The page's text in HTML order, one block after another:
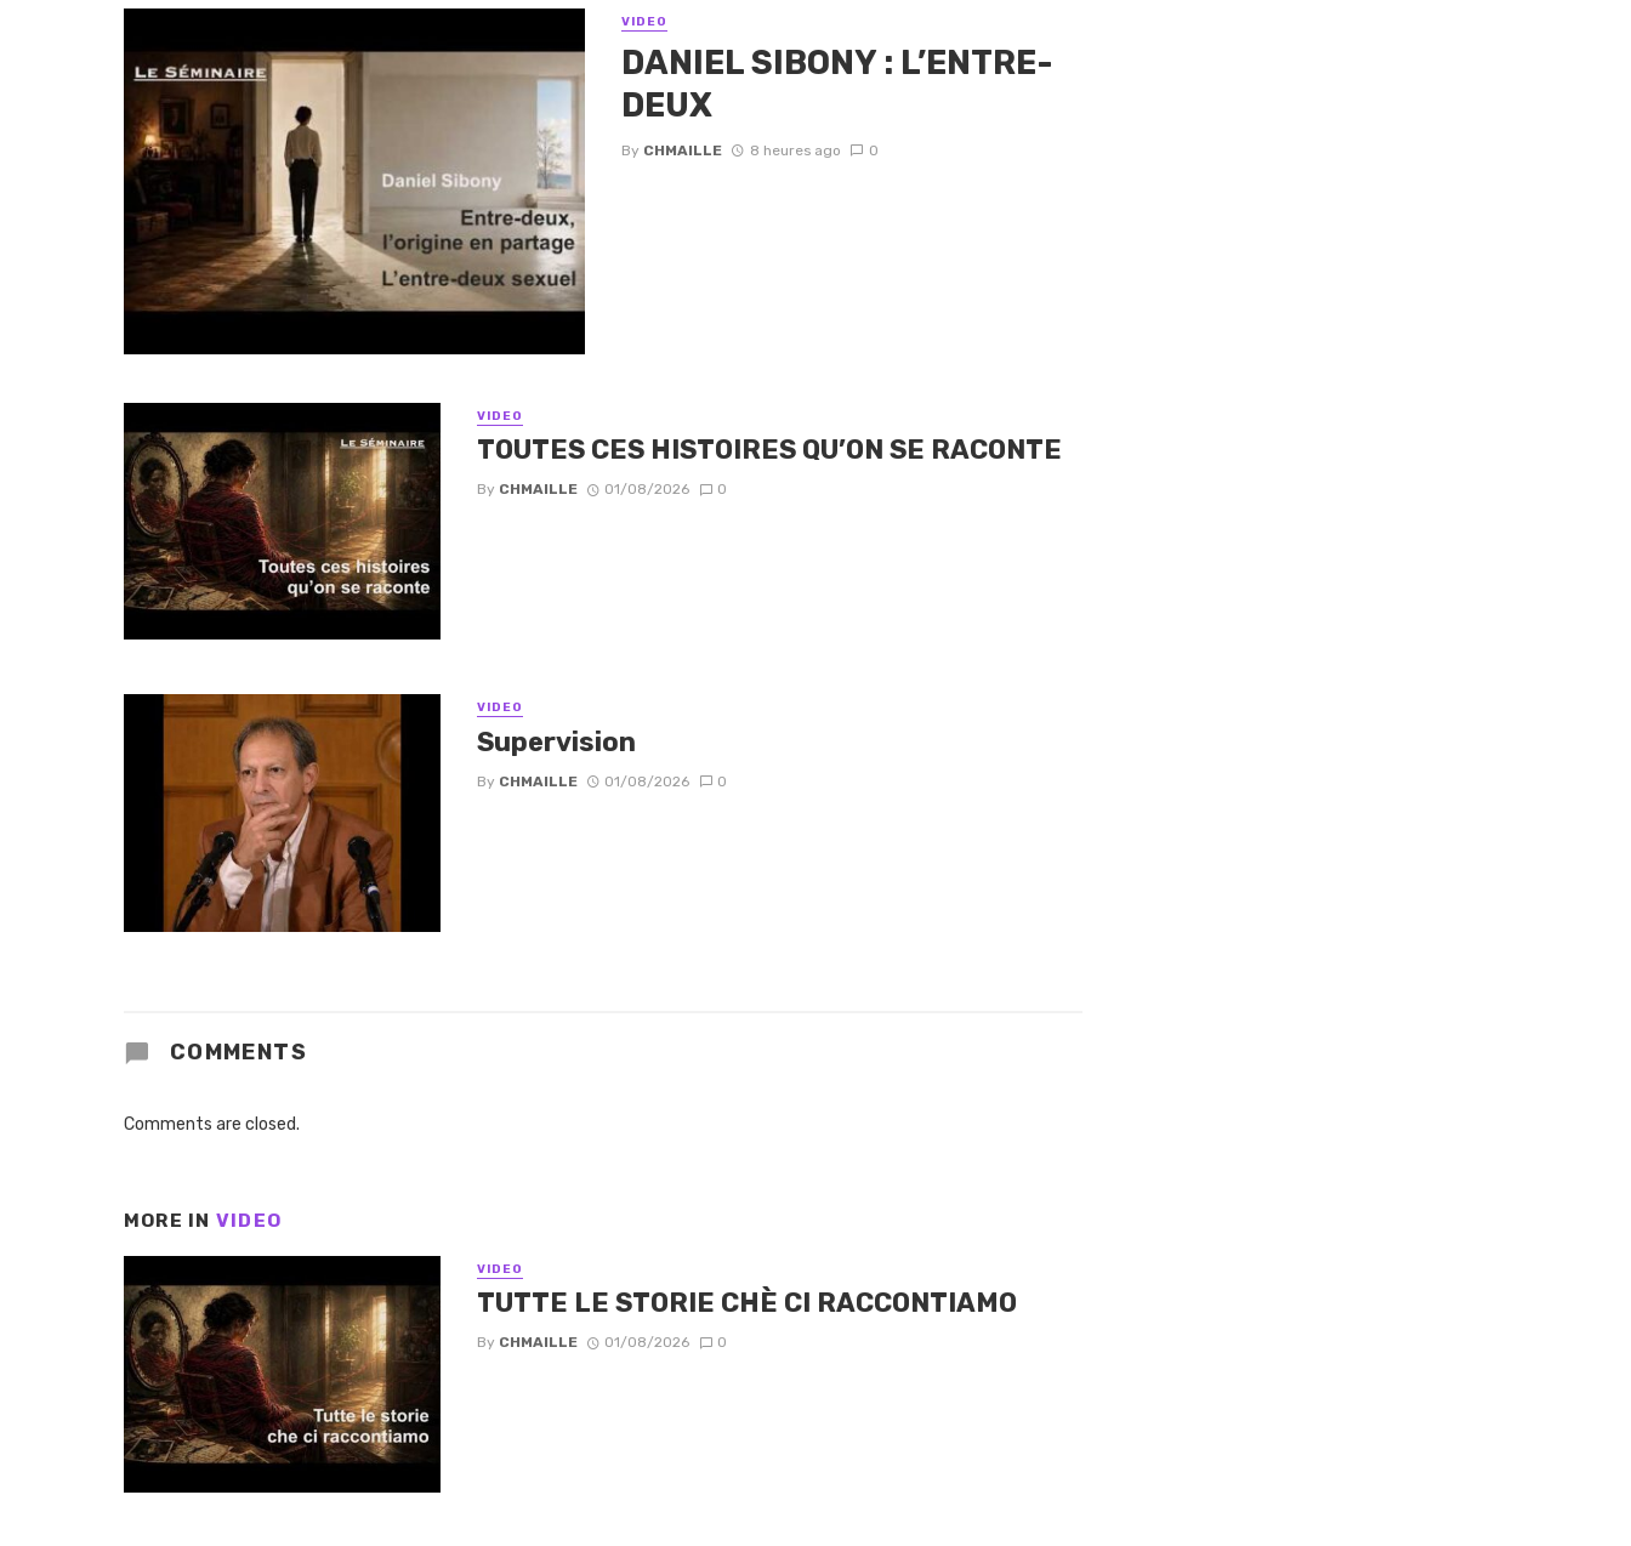
VIDEO
DANIEL SIBONY : L’ENTRE-
DEUX
By CHMAILLE 8 heures ago 0
VIDEO
TOUTES CES HISTOIRES QU’ON SE RACONTE
By CHMAILLE 01/08/2026 0
VIDEO
Supervision
By CHMAILLE 01/08/2026 0
COMMENTS
Comments are closed.
MORE IN VIDEO
VIDEO
TUTTE LE STORIE CHÈ CI RACCONTIAMO
By CHMAILLE 01/08/2026 0